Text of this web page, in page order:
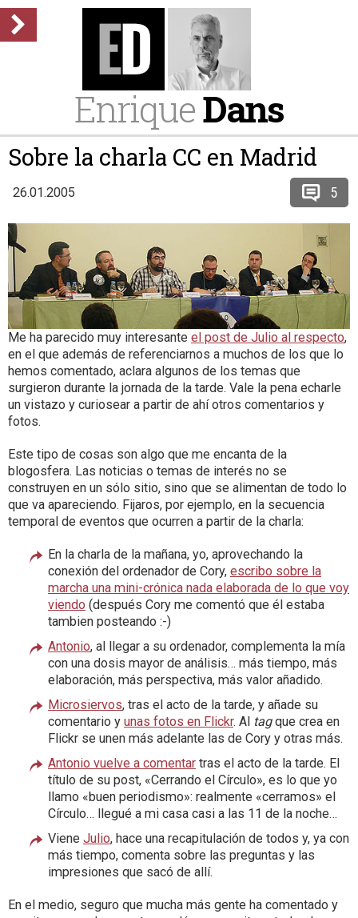
EnriqueDans
Sobre la charla CC en Madrid
26.01.2005 5
Me ha parecido muy interesante el post de Julio al respecto,
en el que además de referenciarnos a muchos de los que lo
hemos comentado, aclara algunos de los temas que
surgieron durante la jornada de la tarde. Vale la pena echarle
un vistazo y curiosear a partir de ahí otros comentarios y
fotos.
Este tipo de cosas son algo que me encanta de la
blogosfera. Las noticias o temas de interés no se
construyen en un sólo sitio, sino que se alimentan de todo lo
que va apareciendo. Fijaros, por ejemplo, en la secuencia
temporal de eventos que ocurren a partir de la charla:
En la charla de la mañana, yo, aprovechando la
conexión del ordenador de Cory, escribo sobre la
marcha una mini-crónica nada elaborada de lo que voy
viendo (después Cory me comentó que él estaba
tambien posteando :-)
Antonio, al llegar a su ordenador, complementa la mía
con una dosis mayor de análisis… más tiempo, más
elaboración, más perspectiva, más valor añadido.
Microsiervos, tras el acto de la tarde, y añade su
comentario y unas fotos en Flickr. Al tagque crea en
Flickr se unen más adelante las de Cory y otras más.
Antonio vuelve a comentar tras el acto de la tarde. El
título de su post, «Cerrando el Círculo», es lo que yo
llamo «buen periodismo»: realmente «cerramos» el
Círculo… llegué a mi casa casi a las 11 de la noche…
Viene Julio, hace una recapitulación de todos y, ya con
más tiempo, comenta sobre las preguntas y las
impresiones que sacó de allí.
En el medio, seguro que mucha más gente ha comentado y